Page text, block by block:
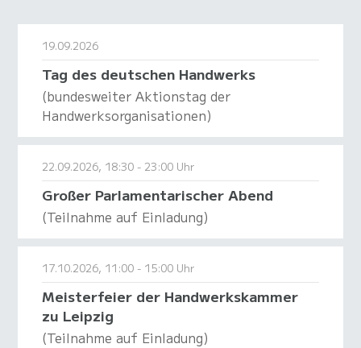
19.09.2026
Tag des deutschen Handwerks
(bundesweiter Aktionstag der
Handwerksorganisationen)
22.09.2026, 18:30 - 23:00 Uhr
Großer Parlamentarischer Abend
(Teilnahme auf Einladung)
17.10.2026, 11:00 - 15:00 Uhr
Meisterfeier der Handwerkskammer
zu Leipzig
(Teilnahme auf Einladung)